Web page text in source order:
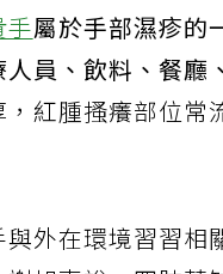
手屬於手部濕疹的
員、飲料、餐廳
紅腫搔癢部位
外在環境習習